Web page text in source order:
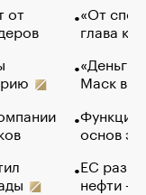
от
«От
глава
«Деньги
Маск в
Функции
основ
ЕС
нефти —